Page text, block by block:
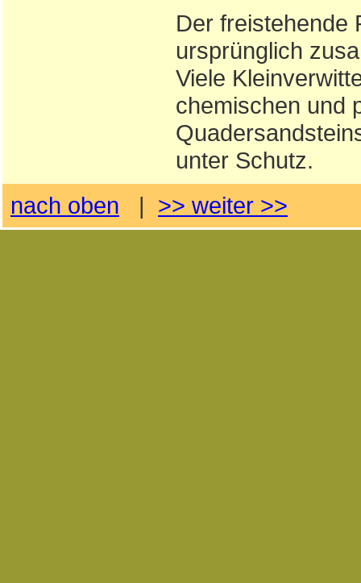
Der freistehende
ursprünglich
Viele
chemischen und
unter Schutz.
nach oben | >> weiter >>